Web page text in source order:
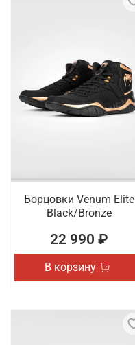
Борцовки Venum Elite
Black/Bronze
22 990 ₽
В корзину